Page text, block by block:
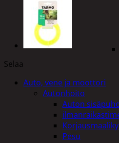
Selaa
Auto, vene ja moottori
Autonhoito
Auton
Pesu